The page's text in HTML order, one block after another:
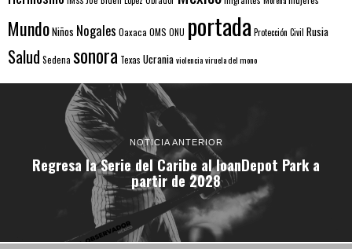
MundoNiños Nogales Oaxaca OMS ONU portada Protección Civil Rusia
Salud Sedena sonora Texas Ucraniaviolenciaviruela del mono
NOTICIA ANTERIOR
Regresa la Serie del Caribe al loanDepot Park a
partir de 2028